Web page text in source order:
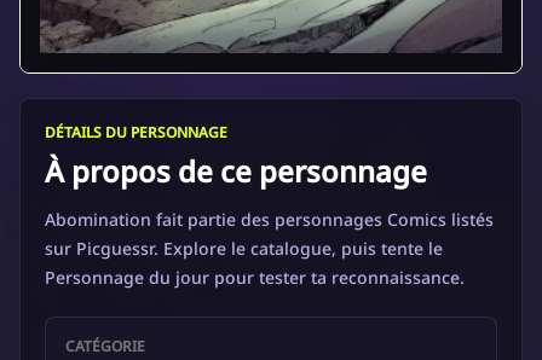
DÉTAILS DU PERSONNAGE
À propos de ce personnage
Abomination fait partie des personnages Comics listés
sur Picguessr. Explore le catalogue, puis tente le
Personnage du jour pour tester ta reconnaissance.
CATÉGORIE